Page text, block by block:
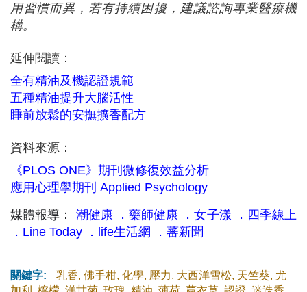
用習慣而異，若有持續困擾，建議諮詢專業醫療機
構。
延伸閱讀：
全有精油及機認證規範
五種精油提升大腦活性
睡前放鬆的安撫擴香配方
資料來源：
《PLOS ONE》期刊微修復效益分析
應用心理學期刊 Applied Psychology
媒體報導：
潮健康 ． 藥師健康 ．女子漾 ． 四季線上
． Line Today ． life生活網 ． 蕃新聞
關鍵字: 乳香, 佛手柑, 化學, 壓力, 大西洋雪松, 天竺葵, 尤